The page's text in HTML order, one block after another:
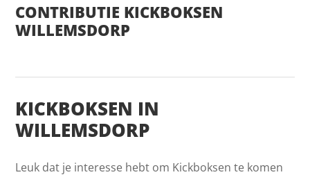
CONTRIBUTIE KICKBOKSEN
WILLEMSDORP
KICKBOKSEN IN
WILLEMSDORP
Leuk dat je interesse hebt om Kickboksen te komen